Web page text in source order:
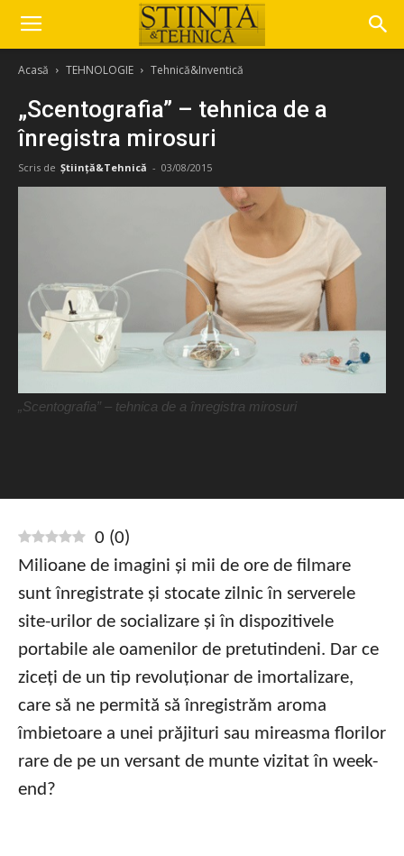
Acasă TEHNOLOGIE Tehnică&Inventică
„Scentografia” – tehnica de a
înregistra mirosuri
Scris de Știință&Tehnică - 03/08/2015
„Scentografia” – tehnica de a înregistra mirosuri
0 (0)
Milioane de imagini și mii de ore de filmare
sunt înregistrate și stocate zilnic în serverele
site-urilor de socializare și în dispozitivele
portabile ale oamenilor de pretutindeni. Dar ce
ziceți de un tip revoluționar de imortalizare,
care să ne permită să înregistrăm aroma
îmbietoare a unei prăjituri sau mireasma florilor
rare de pe un versant de munte vizitat în week-
end?